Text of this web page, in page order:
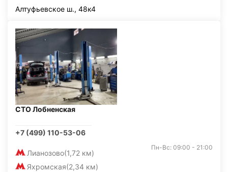
Алтуфьевское ш., 48к4
СТО Лобненская
+7 (499) 110-53-06
Лианозово(1,72 км)
Яхромская(2,34 км)
Пн-Вс: 09:00 - 21:00